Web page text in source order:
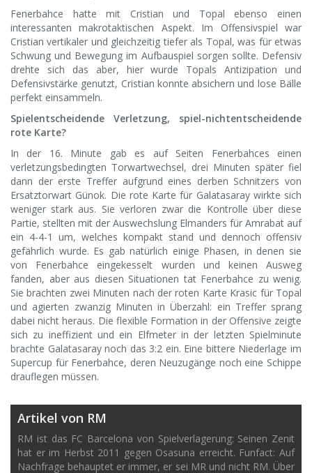
Fenerbahce hatte mit Cristian und Topal ebenso einen
interessanten makrotaktischen Aspekt. Im Offensivspiel war
Cristian vertikaler und gleichzeitig tiefer als Topal, was für etwas
Schwung und Bewegung im Aufbauspiel sorgen sollte. Defensiv
drehte sich das aber, hier wurde Topals Antizipation und
Defensivstärke genutzt, Cristian konnte absichern und lose Bälle
perfekt einsammeln.
Spielentscheidende Verletzung, spiel-nichtentscheidende
rote Karte?
In der 16. Minute gab es auf Seiten Fenerbahces einen
verletzungsbedingten Torwartwechsel, drei Minuten später fiel
dann der erste Treffer aufgrund eines derben Schnitzers von
Ersatztorwart Günok. Die rote Karte für Galatasaray wirkte sich
weniger stark aus. Sie verloren zwar die Kontrolle über diese
Partie, stellten mit der Auswechslung Elmanders für Amrabat auf
ein 4-4-1 um, welches kompakt stand und dennoch offensiv
gefährlich wurde. Es gab natürlich einige Phasen, in denen sie
von Fenerbahce eingekesselt wurden und keinen Ausweg
fanden, aber aus diesen Situationen tat Fenerbahce zu wenig.
Sie brachten zwei Minuten nach der roten Karte Krasic für Topal
und agierten zwanzig Minuten in Überzahl: ein Treffer sprang
dabei nicht heraus. Die flexible Formation in der Offensive zeigte
sich zu ineffizient und ein Elfmeter in der letzten Spielminute
brachte Galatasaray noch das 3:2 ein. Eine bittere Niederlage im
Supercup für Fenerbahce, deren Neuzugänge noch eine Schippe
drauflegen müssen.
Artikel von RM
RM ist das FC Barcelona von Spielverlagerung: Seinen Zenit
hat er im Herbst 2011 gegen Osasuna erreicht. Funfact: Auf
Nachfrage behauptet er immer, er sei MR und nicht RM. Über